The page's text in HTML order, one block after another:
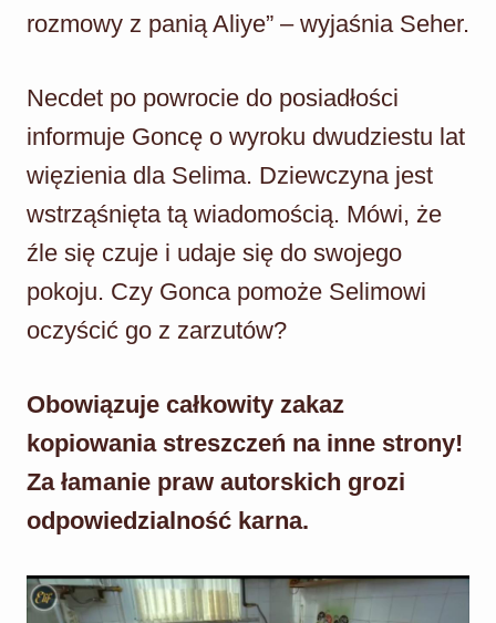
rozmowy z panią Aliye” – wyjaśnia Seher.
Necdet po powrocie do posiadłości
informuje Goncę o wyroku dwudziestu lat
więzienia dla Selima. Dziewczyna jest
wstrząśnięta tą wiadomością. Mówi, że
źle się czuje i udaje się do swojego
pokoju. Czy Gonca pomoże Selimowi
oczyścić go z zarzutów?
Obowiązuje całkowity zakaz
kopiowania streszczeń na inne strony!
Za łamanie praw autorskich grozi
odpowiedzialność karna.